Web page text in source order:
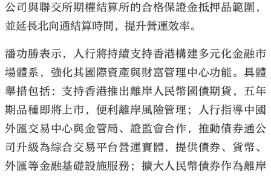
公司與聯交所期權結算所的合格保證金抵押品範圍，
並延長北向通結算時間，提升營運效率。
潘功勝表示，人行將持續支持香港構建多元化金融市
場體系，強化其國際資產與財富管理中心功能。具體
舉措包括：支持香港推出離岸人民幣國債期貨，五年
期品種即將上市，便利離岸風險管理；人行指導中國
外匯交易中心與金管局、證監會合作，推動債券通公
司升級為綜合交易平台營運實體，提供債券、貨幣、
外匯等金融基礎設施服務；擴大人民幣債券作為離岸